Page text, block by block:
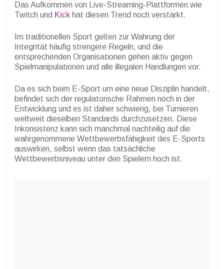
Das Aufkommen von Live-Streaming-Plattformen wie
Twitch und Kick hat diesen Trend noch verstärkt.
Im traditionellen Sport gelten zur Wahrung der
Integrität häufig strengere Regeln, und die
entsprechenden Organisationen gehen aktiv gegen
Spielmanipulationen und alle illegalen Handlungen vor.
Da es sich beim E-Sport um eine neue Disziplin handelt,
befindet sich der regulatorische Rahmen noch in der
Entwicklung und es ist daher schwierig, bei Turnieren
weltweit dieselben Standards durchzusetzen. Diese
Inkonsistenz kann sich manchmal nachteilig auf die
wahrgenommene Wettbewerbsfähigkeit des E-Sports
auswirken, selbst wenn das tatsächliche
Wettbewerbsniveau unter den Spielern hoch ist.